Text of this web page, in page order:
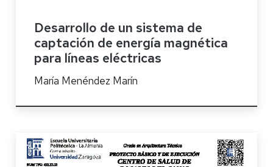
Desarrollo de un sistema de
captación de energía magnética
para líneas eléctricas
María Menéndez Marín